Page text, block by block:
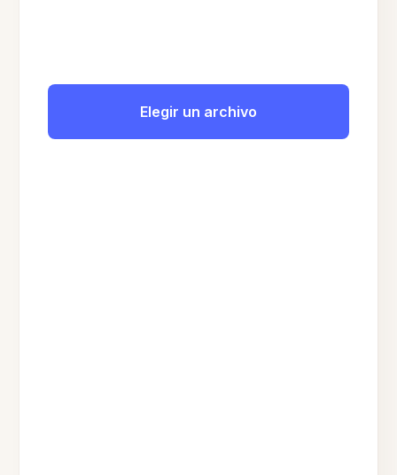
Elegir un archivo